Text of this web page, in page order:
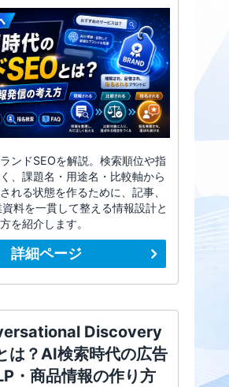
ンドSEOを解説。検索順位や指
、課題名・用途名・比較軸から
れる状態を作るために、記事、
料を一貫して整える情報設計と
を紹介します。
詳細ページ
Discovery
は？AI検索時代の広告
・商品情報の作り方